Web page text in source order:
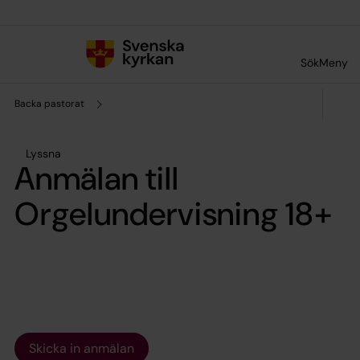
SökMeny
Backa pastorat
Lyssna
Anmälan till
Orgelundervisning 18+
Skicka in anmälan